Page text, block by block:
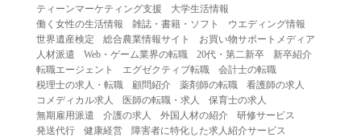
（３）当社または第三者の著作権等の知的財産権、プライ
バシー、その他の権利を侵害する行為
（４）当社または第三者を誹謗中傷する行為
（５）当社または第三者に不利益を与える行為
（６）営利を目的とした行為
（７）政治・選挙・宗教活動またはそれらに類する行為
（８）本サービスの運営を妨害する行為
ティーンマーケティング支援
大学生活情報
働く女性の生活情報
雑誌・書籍・ソフト
ウエディング情報
世界遺産検定
総合農業情報サイト
お買い物サポートメディア
人材派遣
Web・ゲーム業界の転職 20代・第二新卒
新卒紹介
転職エージェント
エグゼクティブ転職
会計士の転職
税理士の求人・転職
顧問紹介 薬剤師の転職
看護師の求人
コメディカル求人
医師の転職・求人
保育士の求人
無期雇用派遣
介護の求人 外国人材の紹介
研修サービス
発送代行
健康経営
障害者に特化した求人紹介サービス